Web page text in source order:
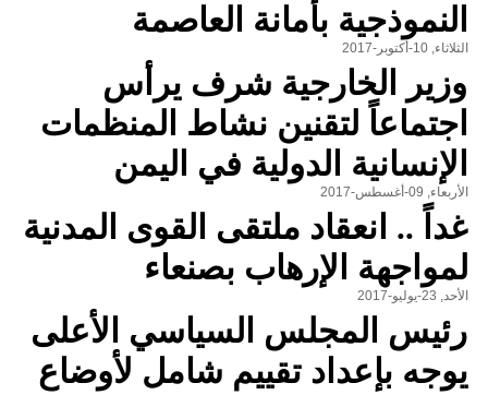
النموذجية بأمانة العاصمة
الثلاثاء, 10-أكتوبر-2017
وزير الخارجية شرف يرأس
اجتماعاً لتقنين نشاط المنظمات
الإنسانية الدولية في اليمن
الأربعاء, 09-أغسطس-2017
غداً .. انعقاد ملتقى القوى المدنية
لمواجهة الإرهاب بصنعاء
الأحد, 23-يوليو-2017
رئيس المجلس السياسي الأعلى
يوجه بإعداد تقييم شامل لأوضاع